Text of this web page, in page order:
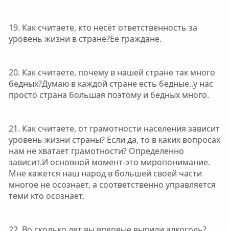
19. Как считаете, кто несёт ответственность за
уровень жизни в стране?Ее граждане.
20. Как считаете, почему в нашей стране так много
бедных?Думаю в каждой стране есть бедные..у нас
просто страна большая поэтому и бедных много.
21. Как считаете, от грамотности населения зависит
уровень жизни страны? Если да, то в каких вопросах
нам не хватает грамотности? Определенно
зависит.И основной момент-это миропонимание.
Мне кажется наш народ в большей своей части
многое не осознает, а соответственно управляется
теми кто осознает.